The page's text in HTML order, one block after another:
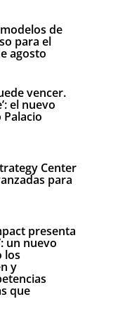
de
para el
agosto
vencer.
el nuevo
Palacio
Center
para
presenta
un nuevo
los
y
que